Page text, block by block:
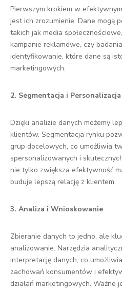
Pierwszym krokiem w
jest ich zrozumienie. Dane mogą
takich jak media
kampanie reklamowe, czy
identyfikowanie, które dane są
marketingowych.
2. Segmentacja i Personalizacja
Dzięki analizie danych możemy
klientów. Segmentacja rynku
grup docelowych, co umożliwia
spersonalizowanych i
nie tylko zwiększa efektywność
buduje lepszą relację z klientem.
3. Analiza i Wnioskowanie
Zbieranie danych to jedno, ale
analizowanie. Narzędzia
interpretację danych, co
zachowań konsumentów i
działań marketingowych. Ważne